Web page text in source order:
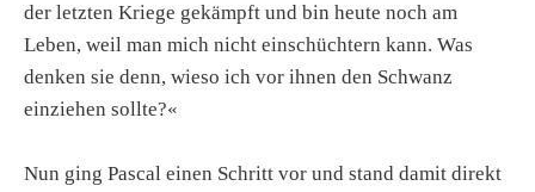
der letzten Kriege gekämpft und bin heute noch am
Leben, weil man mich nicht einschüchtern kann. Was
denken sie denn, wieso ich vor ihnen den Schwanz
einziehen sollte?«
Nun ging Pascal einen Schritt vor und stand damit direkt